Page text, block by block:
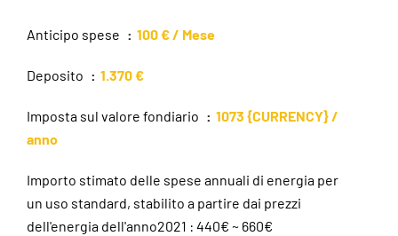
Anticipo spese 100 € / Mese
Deposito 1.370 €
Imposta sul valore fondiario
1073 {CURRENCY} /
anno
Importo stimato delle spese annuali di energia per
un uso standard, stabilito a partire dai prezzi
dell'energia dell'anno2021 : 440€ ~ 660€